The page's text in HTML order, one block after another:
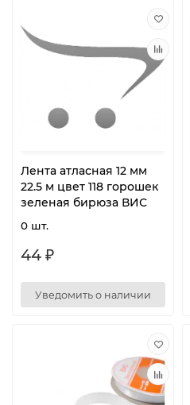
Лента атласная 12 мм
22.5 м цвет 118 горошек
зеленая бирюза ВИС
0 шт.
44 ₽
Уведомить о наличии